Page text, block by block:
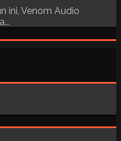
ini, Venom Audio